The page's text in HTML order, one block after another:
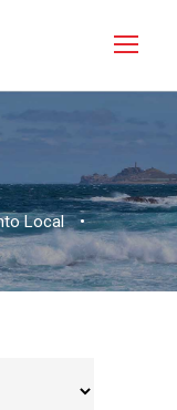
Local •